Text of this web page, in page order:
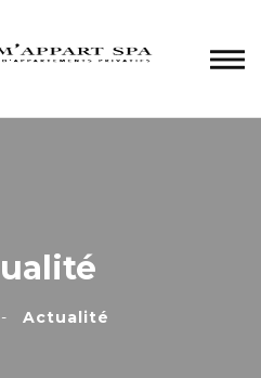
Actualité